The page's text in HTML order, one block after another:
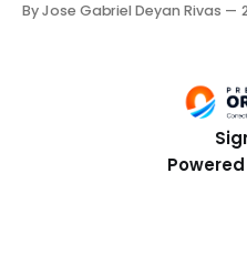
suspendida. El evento iba a
By Jose Gabriel Deyan Rivas